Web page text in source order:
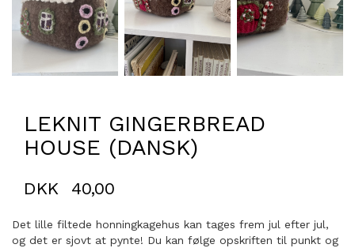
LEKNIT GINGERBREAD
HOUSE (DANSK)
DKK 40,00
Det lille filtede honningkagehus kan tages frem jul efter jul,
og det er sjovt at pynte! Du kan følge opskriften til punkt og